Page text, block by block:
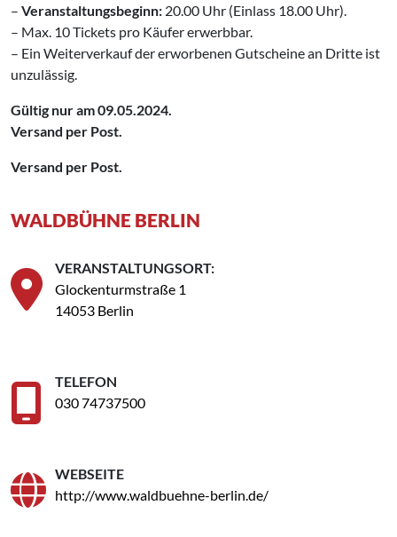
– Veranstaltungsbeginn: 20.00 Uhr (Einlass 18.00 Uhr).
– Max. 10 Tickets pro Käufer erwerbbar.
– Ein Weiterverkauf der erworbenen Gutscheine an Dritte ist
unzulässig.
Gültig nur am 09.05.2024.
Versand per Post.
Versand per Post.
WALDBÜHNE BERLIN
VERANSTALTUNGSORT:
Glockenturmstraße 1
14053 Berlin
TELEFON
030 74737500
WEBSEITE
http://www.waldbuehne-berlin.de/